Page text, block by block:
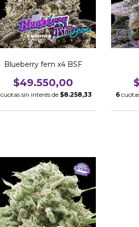
Blueberry fem x4 BSF
$49.550,00
cuotas sin interés de $8.258,33 6